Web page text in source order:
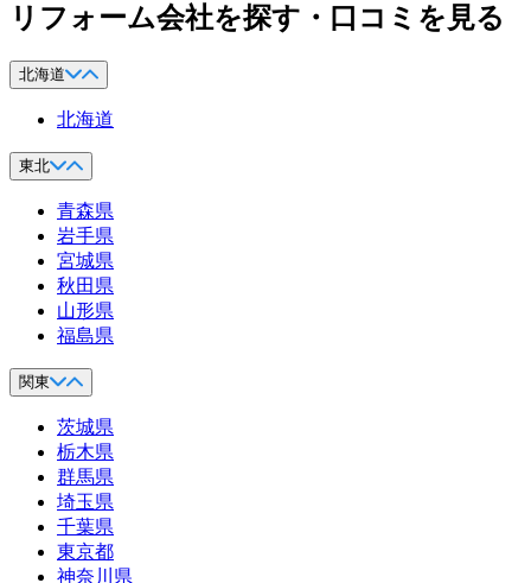
リフォーム会社を探す・口コミを見る
北海道
北海道
東北
青森県
岩手県
宮城県
秋田県
山形県
福島県
関東
茨城県
栃木県
群馬県
埼玉県
千葉県
東京都
神奈川県